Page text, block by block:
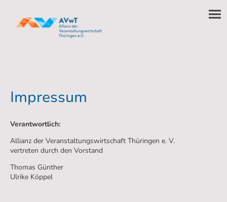
Impressum
Verantwortlich:
Allianz der Veranstaltungswirtschaft Thüringen e. V.
vertreten durch den Vorstand
Thomas Günther
Ulrike Köppel